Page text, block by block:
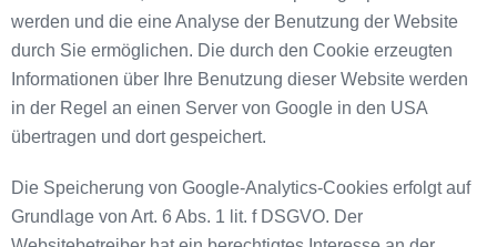
werden und die eine Analyse der Benutzung der Website
durch Sie ermöglichen. Die durch den Cookie erzeugten
Informationen über Ihre Benutzung dieser Website werden
in der Regel an einen Server von Google in den USA
übertragen und dort gespeichert.
Die Speicherung von Google-Analytics-Cookies erfolgt auf
Grundlage von Art. 6 Abs. 1 lit. f DSGVO. Der